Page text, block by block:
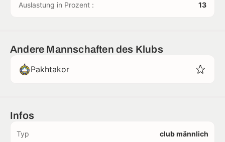
Auslastung in Prozent :
13
Andere Mannschaften des Klubs
Pakhtakor
Infos
Typ club männlich